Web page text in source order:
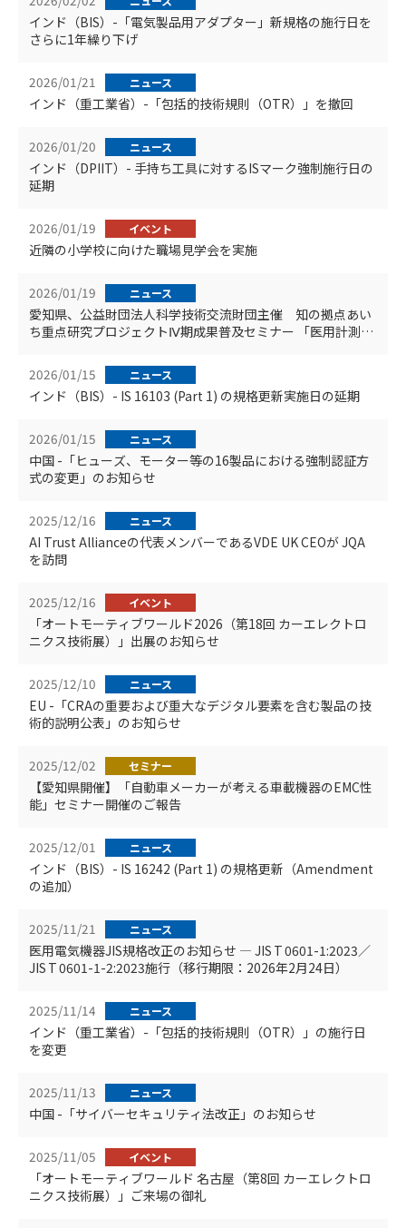
インド（BIS）-「電気製品用アダプター」新規格の施行日を
さらに1年繰り下げ
2026/01/21 ニュース
インド（重工業省）-「包括的技術規則（OTR）」を撤回
2026/01/20 ニュース
インド（DPIIT）- 手持ち工具に対するISマーク強制施行日の
延期
2026/01/19 イベント
近隣の小学校に向けた職場見学会を実施
2026/01/19 ニュース
愛知県、公益財団法人科学技術交流財団主催 知の拠点あい
ち重点研究プロジェクトⅣ期成果普及セミナー 「医用計測機
2026/01/15
ニュース
インド（BIS）- IS 16103 (Part 1) の規格更新実施日の延期
2026/01/15 ニュース
中国 -「ヒューズ、モーター等の16製品における強制認証方
式の変更」のお知らせ
2025/12/16 ニュース
AI Trust Allianceの代表メンバーであるVDE UK CEOが JQA
を訪問
2025/12/16 イベント
「オートモーティブワールド2026（第18回 カーエレクトロ
ニクス技術展）」出展のお知らせ
2025/12/10 ニュース
EU -「CRAの重要および重大なデジタル要素を含む製品の技
術的説明公表」のお知らせ
2025/12/02 セミナー
【愛知県開催】「自動車メーカーが考える車載機器のEMC性
能」セミナー開催のご報告
2025/12/01 ニュース
インド（BIS）- IS 16242 (Part 1) の規格更新（Amendment
の追加）
2025/11/21 ニュース
医用電気機器JIS規格改正のお知らせ ― JIS T 0601-1:2023／
JIS T 0601-1-2:2023施行（移行期限：2026年2月24日）
2025/11/14 ニュース
インド（重工業省）-「包括的技術規則（OTR）」の施行日
を変更
2025/11/13 ニュース
中国 -「サイバーセキュリティ法改正」のお知らせ
2025/11/05 イベント
「オートモーティブワールド 名古屋（第8回 カーエレクトロ
ニクス技術展）」ご来場の御礼